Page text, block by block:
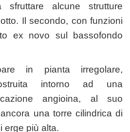
alcune strutture
Il secondo, con funzioni
ex novo sul bassofondo
in pianta irregolare,
intorno ad una
angioina, al suo
una torre cilindrica di
erge più alta.